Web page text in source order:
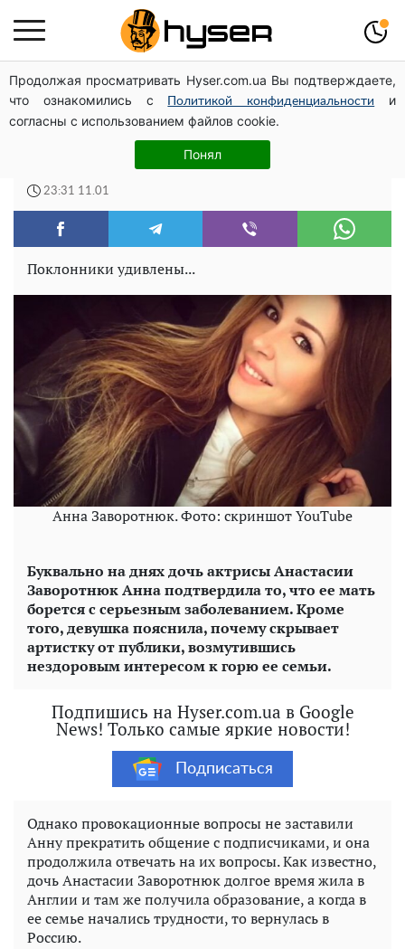
Продолжая просматривать Hyser.com.ua Вы подтверждаете,
что ознакомились с
Политикой конфиденциальности
и
согласны с использованием файлов cookie.
Понял
Полностью голая Анна Тринчер блеснула
"прелестями": таких размеров вы еще не видели
«Связь оборвалась»: дочь Заворотнюк
рассказала, почему не общается с семьей
23:31 11.01
Поклонники удивлены...
Анна Заворотнюк. Фото: скриншот YouTube
Буквально на днях дочь актрисы Анастасии
Заворотнюк Анна подтвердила то, что ее мать
борется с серьезным заболеванием. Кроме
того, девушка пояснила, почему скрывает
артистку от публики, возмутившись
нездоровым интересом к горю ее семьи.
Подпишись на Hyser.com.ua в Google
News! Только самые яркие новости!
Подписаться
Однако провокационные вопросы не заставили
Анну прекратить общение с подписчиками, и она
продолжила отвечать на их вопросы. Как известно,
дочь Анастасии Заворотнюк долгое время жила в
Англии и там же получила образование, а когда в
ее семье начались трудности, то вернулась в
Россию.